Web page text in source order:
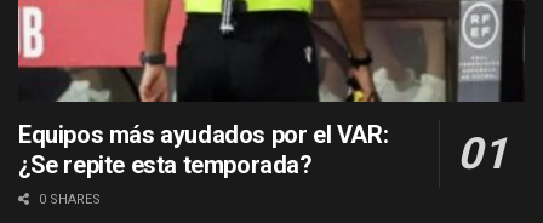
Equipos más ayudados por el VAR:
¿Se repite esta temporada?
0 SHARES